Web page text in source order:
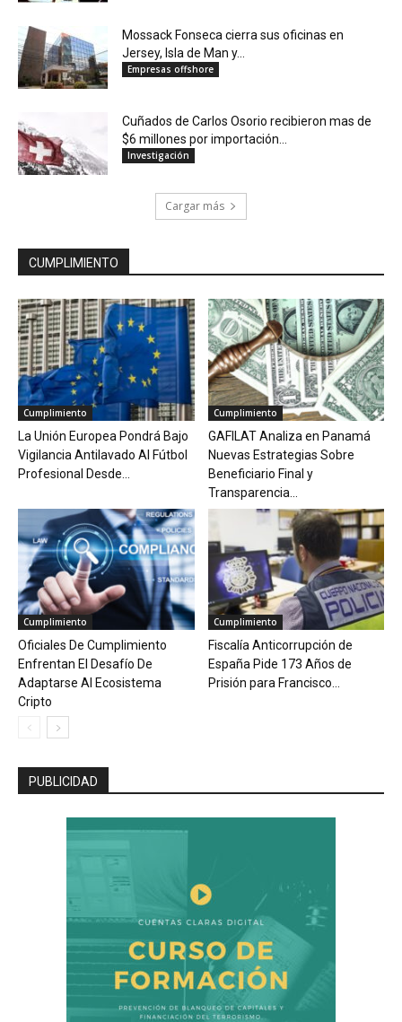
Mossack Fonseca cierra sus oficinas en
Jersey, Isla de Man y...
Empresas offshore
Cuñados de Carlos Osorio recibieron mas de
$6 millones por importación...
Investigación
Cargar más
CUMPLIMIENTO
Cumplimiento
La Unión Europea Pondrá Bajo
Vigilancia Antilavado Al Fútbol
Profesional Desde...
Cumplimiento
GAFILAT Analiza en Panamá
Nuevas Estrategias Sobre
Beneficiario Final y
Transparencia...
Cumplimiento
Oficiales De Cumplimiento
Enfrentan El Desafío De
Adaptarse Al Ecosistema
Cripto
Cumplimiento
Fiscalía Anticorrupción de
España Pide 173 Años de
Prisión para Francisco...
PUBLICIDAD